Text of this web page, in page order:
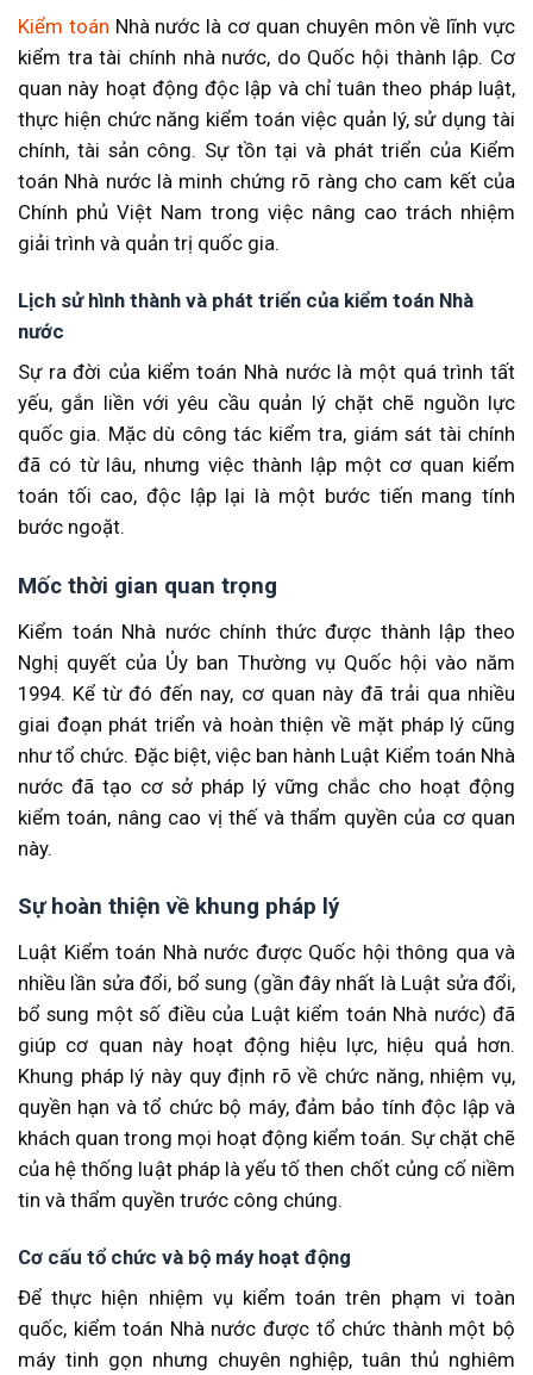
Kiểm toán Nhà nước là gì?
Kiểm toán Nhà nước kiểm toán những gì?
Kiểm toán Nhà nước có quyền hạn gì?
Tại sao Kiểm toán Nhà nước quan trọng đối với
doanh nghiệp và cơ quan nhà nước?
Kiểm toán Nhà nước là cơ quan chuyên môn về lĩnh vực
kiểm tra tài chính nhà nước, do Quốc hội thành lập. Cơ
quan này hoạt động độc lập và chỉ tuân theo pháp luật,
thực hiện chức năng kiểm toán việc quản lý, sử dụng tài
chính, tài sản công. Sự tồn tại và phát triển của Kiểm
toán Nhà nước là minh chứng rõ ràng cho cam kết của
Chính phủ Việt Nam trong việc nâng cao trách nhiệm
giải trình và quản trị quốc gia.
Lịch sử hình thành và phát triển của kiểm toán Nhà
nước
Sự ra đời của kiểm toán Nhà nước là một quá trình tất
yếu, gắn liền với yêu cầu quản lý chặt chẽ nguồn lực
quốc gia. Mặc dù công tác kiểm tra, giám sát tài chính
đã có từ lâu, nhưng việc thành lập một cơ quan kiểm
toán tối cao, độc lập lại là một bước tiến mang tính
bước ngoặt.
Mốc thời gian quan trọng
Kiểm toán Nhà nước chính thức được thành lập theo
Nghị quyết của Ủy ban Thường vụ Quốc hội vào năm
1994. Kể từ đó đến nay, cơ quan này đã trải qua nhiều
giai đoạn phát triển và hoàn thiện về mặt pháp lý cũng
như tổ chức. Đặc biệt, việc ban hành Luật Kiểm toán Nhà
nước đã tạo cơ sở pháp lý vững chắc cho hoạt động
kiểm toán, nâng cao vị thế và thẩm quyền của cơ quan
này.
Sự hoàn thiện về khung pháp lý
Luật Kiểm toán Nhà nước được Quốc hội thông qua và
nhiều lần sửa đổi, bổ sung (gần đây nhất là Luật sửa đổi,
bổ sung một số điều của Luật kiểm toán Nhà nước) đã
giúp cơ quan này hoạt động hiệu lực, hiệu quả hơn.
Khung pháp lý này quy định rõ về chức năng, nhiệm vụ,
quyền hạn và tổ chức bộ máy, đảm bảo tính độc lập và
khách quan trong mọi hoạt động kiểm toán. Sự chặt chẽ
của hệ thống luật pháp là yếu tố then chốt củng cố niềm
tin và thẩm quyền trước công chúng.
Cơ cấu tổ chức và bộ máy hoạt động
Để thực hiện nhiệm vụ kiểm toán trên phạm vi toàn
quốc, kiểm toán Nhà nước được tổ chức thành một bộ
máy tinh gọn nhưng chuyên nghiệp, tuân thủ nghiêm